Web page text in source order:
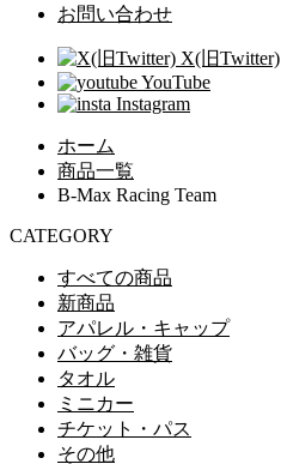
お問い合わせ
X(旧Twitter)
YouTube
Instagram
ホーム
商品一覧
B-Max Racing Team
CATEGORY
すべての商品
新商品
アパレル・キャップ
バッグ・雑貨
タオル
ミニカー
チケット・パス
その他